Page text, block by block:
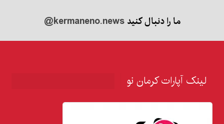
ما را دنبال کنید@kermaneno.news
لینک آپارات کرمان نو